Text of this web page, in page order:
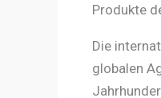
Produkte
Die
globalen